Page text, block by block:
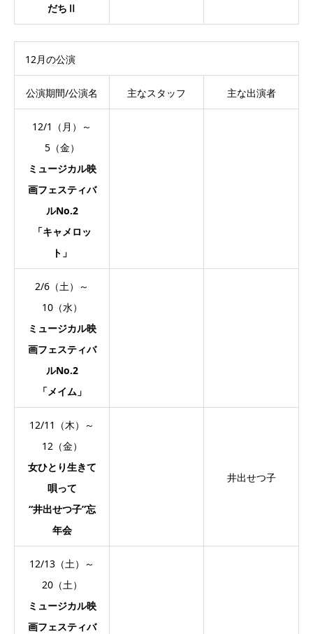
だちⅡ
12月の公演
公演期間/公演名 主なスタッフ 主な出演者
12/1（月）～
5（金）
ミュージカル映
画フェスティバ
ルNo.2
「キャメロッ
ト」
2/6（土）～
10（水）
ミュージカル映
画フェスティバ
ルNo.2
「メイム」
12/11（木）～
12（金）
女ひとり生きて
唄って
“井出せつ子”忘
年会
井出せつ子
12/13（土）～
20（土）
ミュージカル映
画フェスティバ